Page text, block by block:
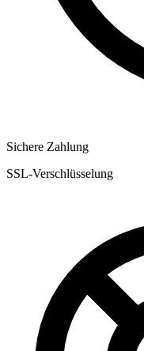
Sichere Zahlung
SSL-Verschlüsselung